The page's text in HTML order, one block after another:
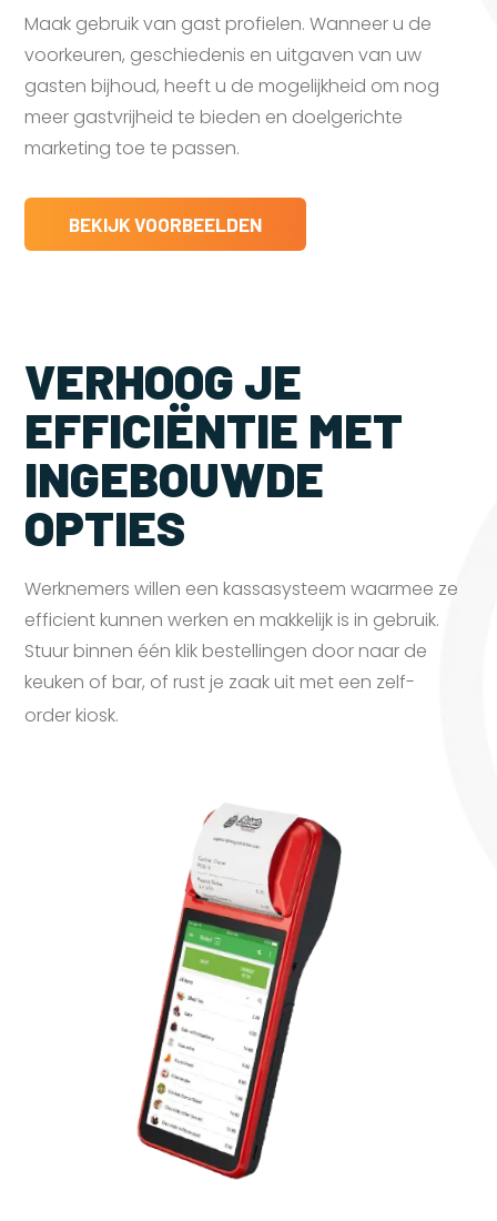
Maak gebruik van gast profielen. Wanneer u de
voorkeuren, geschiedenis en uitgaven van uw
gasten bijhoud, heeft u de mogelijkheid om nog
meer gastvrijheid te bieden en doelgerichte
marketing toe te passen.
BEKIJK VOORBEELDEN
VERHOOG JE
EFFICIËNTIE MET
INGEBOUWDE
OPTIES
Werknemers willen een kassasysteem waarmee ze
efficient kunnen werken en makkelijk is in gebruik.
Stuur binnen één klik bestellingen door naar de
keuken of bar, of rust je zaak uit met een zelf-
order kiosk.